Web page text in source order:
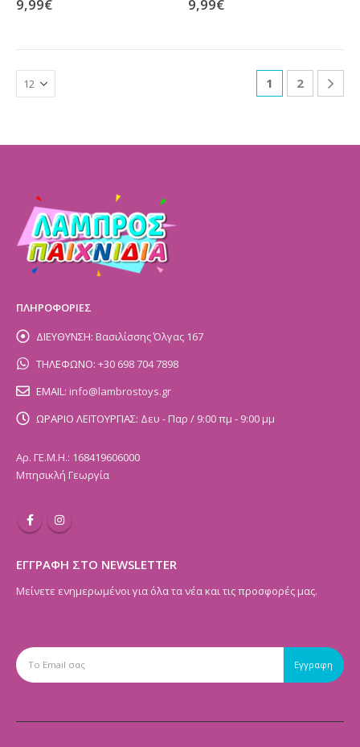
9,99€ 9,99€
1 2
ΠΛΗΡΟΦΟΡΙΕΣ
ΔΙΕΥΘΥΝΣΗ: Βασιλίσσης Όλγας 167
ΤΗΛΕΦΩΝΟ: +30 698 704 7898
EMAIL: info@lambrostoys.gr
ΩΡΑΡΙΟ ΛΕΙΤΟΥΡΓΙΑΣ: Δευ - Παρ / 9:00 πμ - 9:00 μμ
Αρ. ΓΕ.Μ.Η.: 168419606000
Μπησικλή Γεωργία
ΕΓΓΡΑΦΗ ΣΤΟ NEWSLETTER
Μείνετε ενημερωμένοι για όλα τα νέα και τις προσφορές μας.